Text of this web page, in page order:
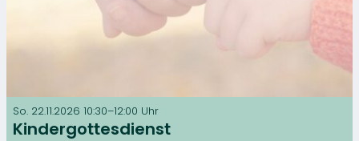
So. 22.11.2026 10:30–12:00 Uhr
Kindergottesdienst